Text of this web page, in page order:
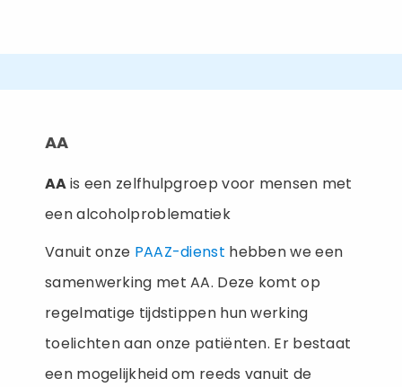
AA
AAis een zelfhulpgroep voor mensen met
een alcoholproblematiek
Vanuit onze PAAZ-dienst hebben we een
samenwerking met AA. Deze komt op
regelmatige tijdstippen hun werking
toelichten aan onze patiënten. Er bestaat
een mogelijkheid om reeds vanuit de